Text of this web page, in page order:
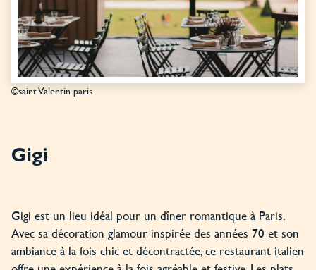
©saint Valentin paris
Gigi
Gigi est un lieu idéal pour un dîner romantique à Paris.
Avec sa décoration glamour inspirée des années 70 et son
ambiance à la fois chic et décontractée, ce restaurant italien